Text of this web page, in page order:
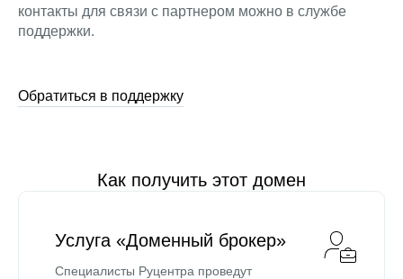
контакты для связи с партнером можно в службе
поддержки.
Обратиться в поддержку
Как получить этот домен
Услуга «Доменный брокер»
Специалисты Руцентра проведут